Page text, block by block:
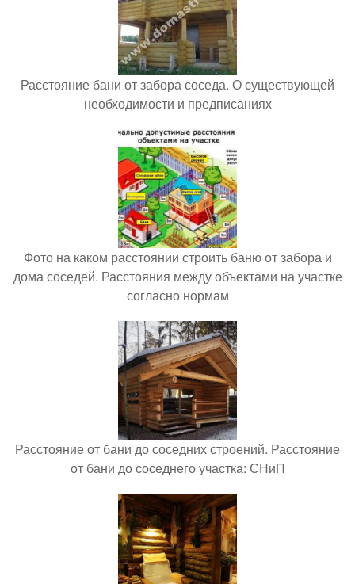
Расстояние бани от забора соседа. О существующей
необходимости и предписаниях
Фото на каком расстоянии строить баню от забора и
дома соседей. Расстояния между объектами на участке
согласно нормам
Расстояние от бани до соседних строений. Расстояние
от бани до соседнего участка: СНиП